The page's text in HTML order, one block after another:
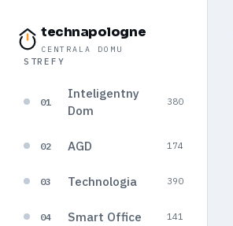
technapologne
CENTRALA DOMU
STREFY
01
Inteligentny
Dom
380
02 AGD 174
03 Technologia 390
04 Smart Office 141